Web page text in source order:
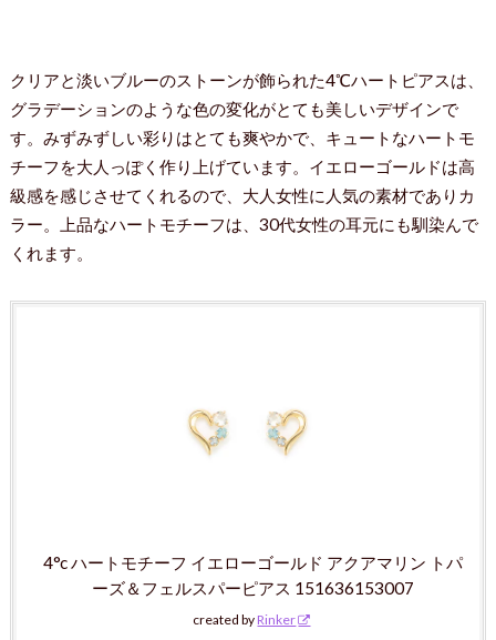
クリアと淡いブルーのストーンが飾られた4℃ハートピアスは、
グラデーションのような色の変化がとても美しいデザインで
す。みずみずしい彩りはとても爽やかで、キュートなハートモ
チーフを大人っぽく作り上げています。イエローゴールドは高
級感を感じさせてくれるので、大人女性に人気の素材でありカ
ラー。上品なハートモチーフは、30代女性の耳元にも馴染んで
くれます。
4°c ハートモチーフ イエローゴールド アクアマリン トパ
ーズ＆フェルスパーピアス 151636153007
created by Rinker